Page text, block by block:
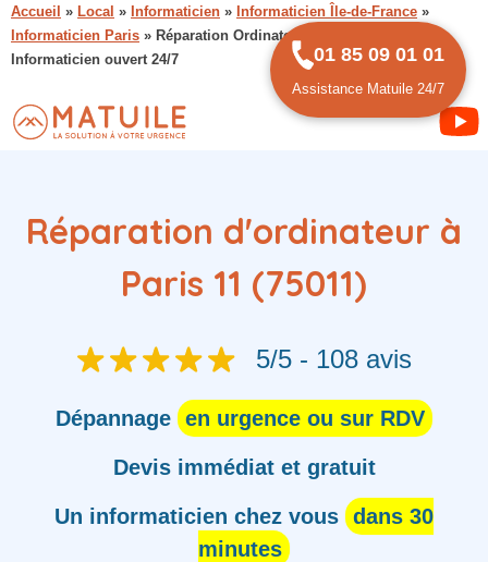
Accueil » Local » Informaticien » Informaticien Île-de-France »
Informaticien Paris » Réparation Ordinateur Paris 11 (75011) :
Informaticien ouvert 24/7
Réparation d'ordinateur à
Paris 11 (75011)
5/5 - 108 avis
Dépannage en urgence ou sur RDV
Devis immédiat et gratuit
Un informaticien chez vous dans 30
minutes
01 85 09 01 01
Assistance Matuile 24/7